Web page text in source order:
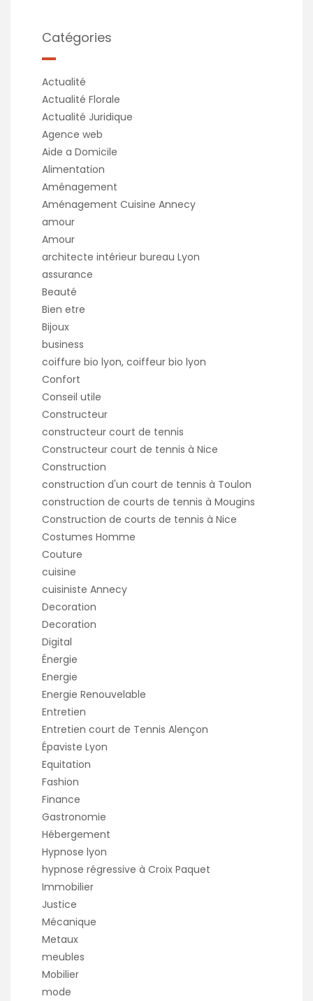
Catégories
Actualité
Actualité Florale
Actualité Juridique
Agence web
Aide a Domicile
Alimentation
Aménagement
Aménagement Cuisine Annecy
amour
Amour
architecte intérieur bureau Lyon
assurance
Beauté
Bien etre
Bijoux
business
coiffure bio lyon, coiffeur bio lyon
Confort
Conseil utile
Constructeur
constructeur court de tennis
Constructeur court de tennis à Nice
Construction
construction d'un court de tennis à Toulon
construction de courts de tennis à Mougins
Construction de courts de tennis à Nice
Costumes Homme
Couture
cuisine
cuisiniste Annecy
Decoration
Decoration
Digital
Énergie
Energie
Energie Renouvelable
Entretien
Entretien court de Tennis Alençon
Épaviste Lyon
Equitation
Fashion
Finance
Gastronomie
Hébergement
Hypnose lyon
hypnose régressive à Croix Paquet
Immobilier
Justice
Mécanique
Metaux
meubles
Mobilier
mode